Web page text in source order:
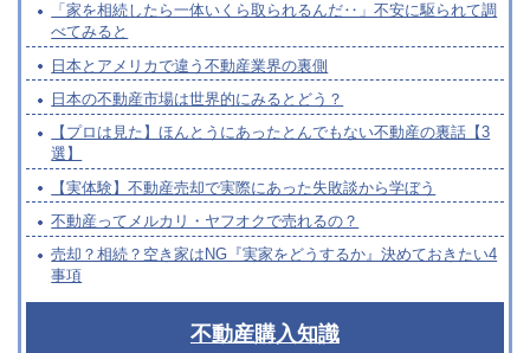
「家を相続したら一体いくら取られるんだ‥」不安に駆られて調
べてみると
日本とアメリカで違う不動産業界の裏側
日本の不動産市場は世界的にみるとどう？
【プロは見た】ほんとうにあったとんでもない不動産の裏話【3
選】
【実体験】不動産売却で実際にあった失敗談から学ぼう
不動産ってメルカリ・ヤフオクで売れるの？
売却？相続？空き家はNG『実家をどうするか』決めておきたい4
事項
不動産購入知識